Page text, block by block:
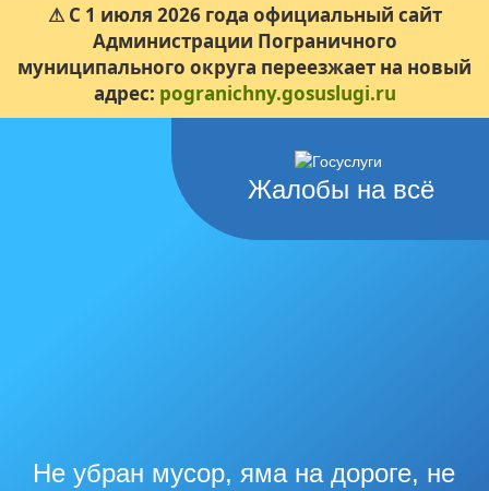
⚠ С 1 июля 2026 года официальный сайт
Администрации Пограничного
муниципального округа переезжает на новый
адрес: pogranichny.gosuslugi.ru
Жалобы на всё
Не убран мусор, яма на дороге, не